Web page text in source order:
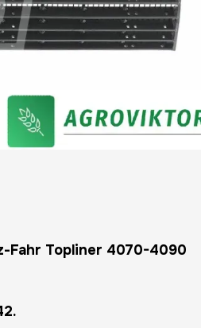
Fahr Topliner 4070-4090